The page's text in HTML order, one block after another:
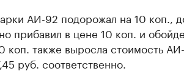
АИ-92 подорожал на 10 коп.,
прибавил в цене 10 коп. и
коп. также выросла стоимость
руб. соответственно.